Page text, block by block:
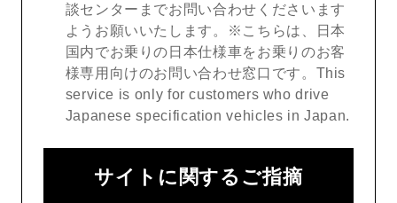
談センターまでお問い合わせくださいます
ようお願いいたします。※こちらは、日本
国内でお乗りの日本仕様車をお乗りのお客
様専用向けのお問い合わせ窓口です。This
service is only for customers who drive
Japanese specification vehicles in Japan.
サイトに関するご指摘